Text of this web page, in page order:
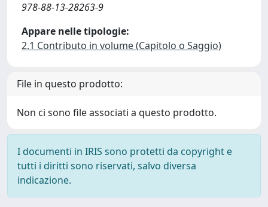
978-88-13-28263-9
Appare nelle tipologie:
2.1 Contributo in volume (Capitolo o Saggio)
File in questo prodotto:
Non ci sono file associati a questo prodotto.
I documenti in IRIS sono protetti da copyright e
tutti i diritti sono riservati, salvo diversa
indicazione.